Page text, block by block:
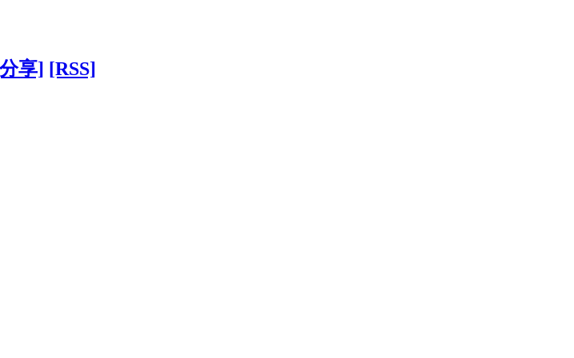
享] [RSS]